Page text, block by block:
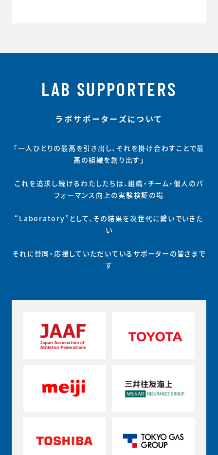
LAB SUPPORTERS
ラボサポーターズについて
「一人ひとりの最高を引き出し、それを掛け合わすことで最
高の組織を創り出す」
これを追求し続けるわたしたちは、組織・チーム・個人のパ
フォーマンス向上の実験検証の場
“Laboratory”として、その結果を次世代に繋いでいきた
い
それに賛同・応援していただいているサポーターの皆さまで
す